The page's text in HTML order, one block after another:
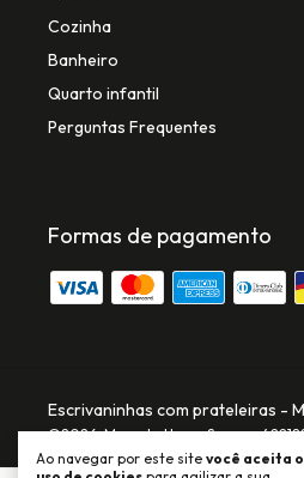
Ao navegar por este site você aceita o
Cozinha
Banheiro
Quarto infantil
Perguntas Frequentes
Formas de pagamento
Escrivaninhas com prateleiras -
©2026. Marcate Home Sense -